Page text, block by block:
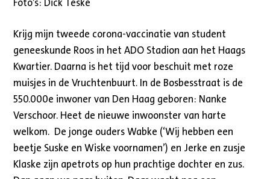
Foto’s: Dick Teske
Krijg mijn tweede corona-vaccinatie van student
geneeskunde Roos in het ADO Stadion aan het Haags
Kwartier. Daarna is het tijd voor beschuit met roze
muisjes in de Vruchtenbuurt. In de Bosbesstraat is de
550.000e inwoner van Den Haag geboren: Nanke
Verschoor. Heet de nieuwe inwoonster van harte
welkom. De jonge ouders Wabke (‘Wij hebben een
beetje Suske en Wiske voornamen’) en Jerke en zusje
Klaske zijn apetrots op hun prachtige dochter en zus.